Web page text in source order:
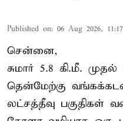
Published on: 06 Aug 2026,
சென்னை,
சுமார் 5.8 கி.மீ.
தென்மேற்கு
லட்சத்தீவு பகுதிகள்